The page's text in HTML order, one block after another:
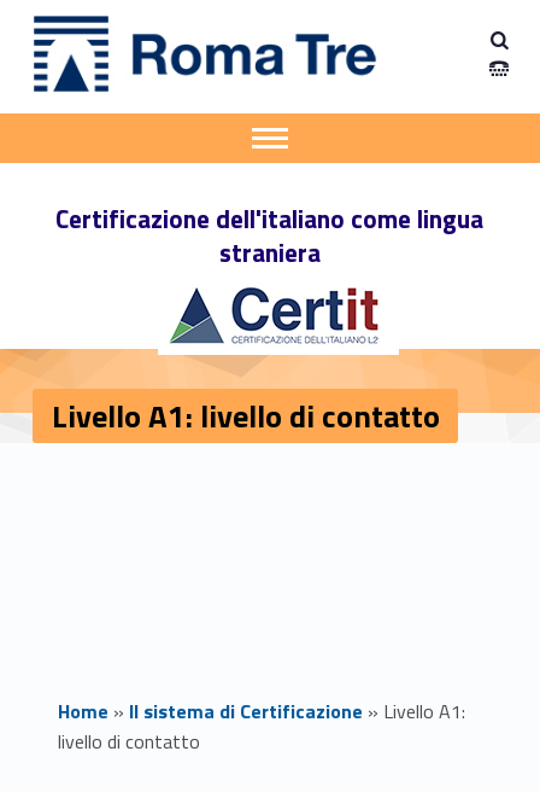
Livello A1: livello di contatto - Certificazione dell'italiano come lingua straniera
Certificazione dell'italiano come lingua
straniera
Primary Menu
Apri il menu secondario
Header info sidebar
Livello A1: livello di contatto
Home » Il sistema di Certificazione » Livello A1:
livello di contatto